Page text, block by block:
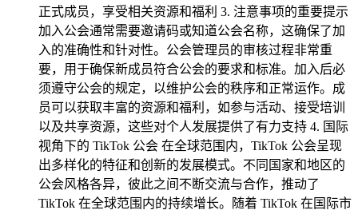
正式成员，享受相关资源和福利 3. 注意事项的重要提示
加入公会通常需要邀请码或知道公会名称，这确保了加
入的准确性和针对性。公会管理员的审核过程非常重
要，用于确保新成员符合公会的要求和标准。加入后必
须遵守公会的规定，以维护公会的秩序和正常运作。成
员可以获取丰富的资源和福利，如参与活动、接受培训
以及共享资源，这些对个人发展提供了有力支持 4. 国际
视角下的 TikTok 公会 在全球范围内，TikTok 公会呈现
出多样化的特征和创新的发展模式。不同国家和地区的
公会风格各异，彼此之间不断交流与合作，推动了
TikTok 在全球范围内的持续增长。随着 TikTok 在国际市